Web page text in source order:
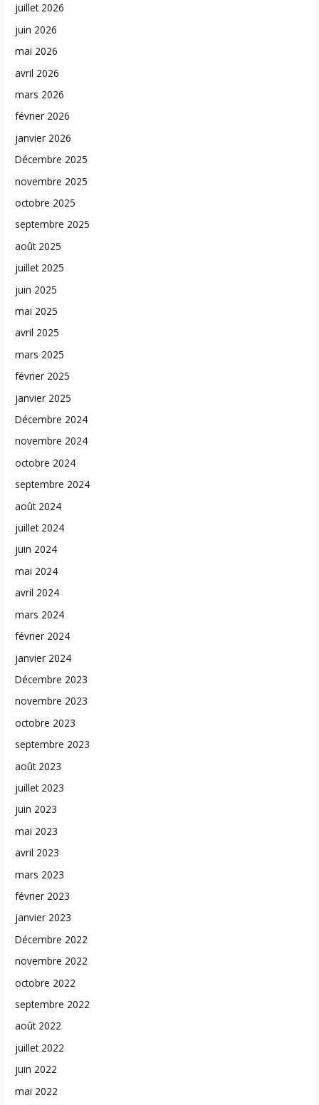
juillet 2026
juin 2026
mai 2026
avril 2026
mars 2026
février 2026
janvier 2026
Décembre 2025
novembre 2025
octobre 2025
septembre 2025
août 2025
juillet 2025
juin 2025
mai 2025
avril 2025
mars 2025
février 2025
janvier 2025
Décembre 2024
novembre 2024
octobre 2024
septembre 2024
août 2024
juillet 2024
juin 2024
mai 2024
avril 2024
mars 2024
février 2024
janvier 2024
Décembre 2023
novembre 2023
octobre 2023
septembre 2023
août 2023
juillet 2023
juin 2023
mai 2023
avril 2023
mars 2023
février 2023
janvier 2023
Décembre 2022
novembre 2022
octobre 2022
septembre 2022
août 2022
juillet 2022
juin 2022
mai 2022